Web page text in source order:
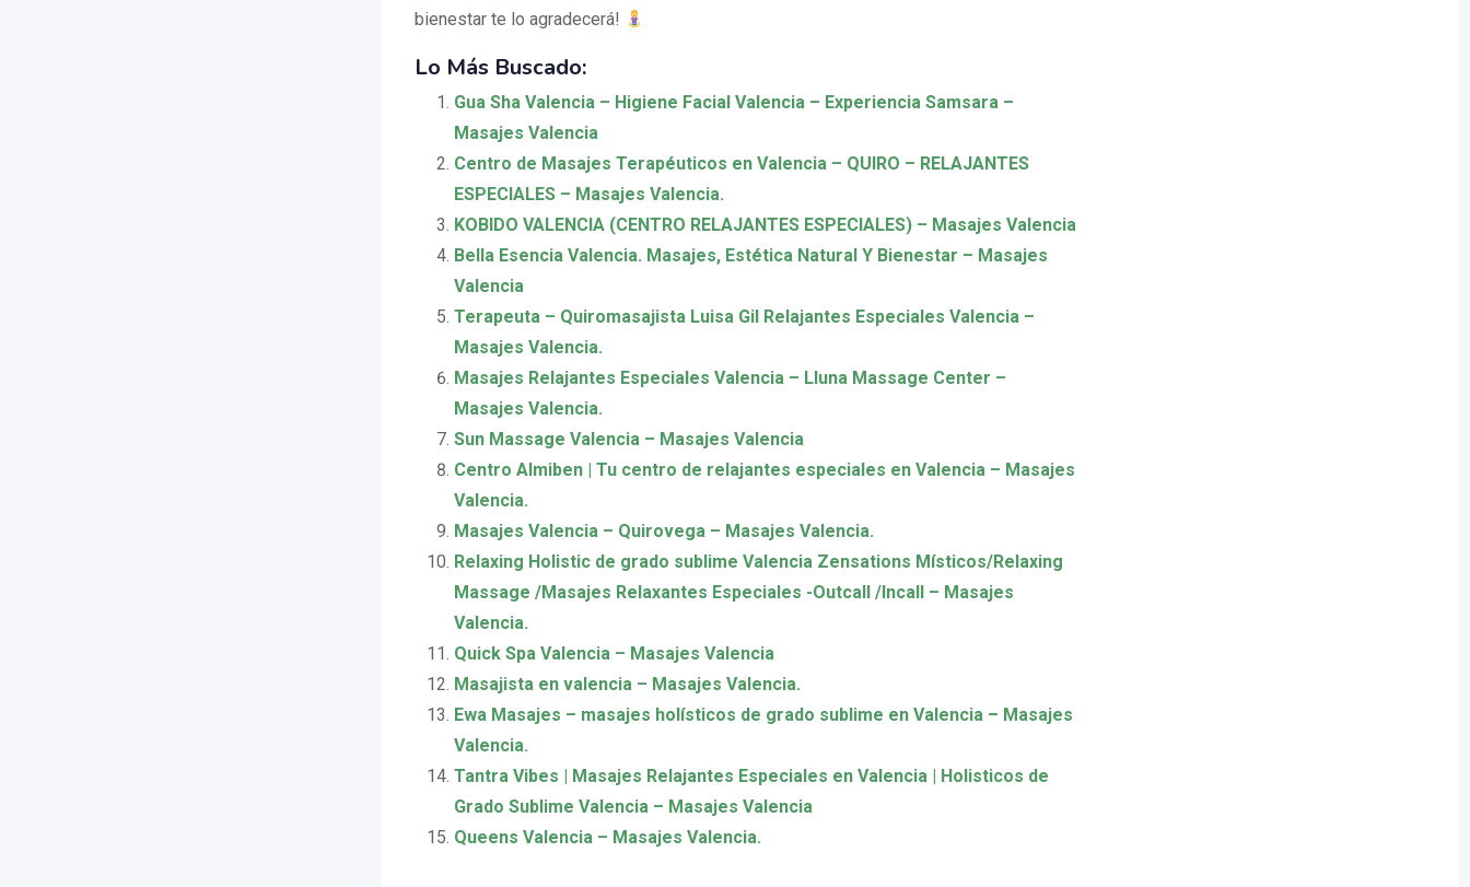
bienestar te lo agradecerá!
Lo Más Buscado:
Gua Sha Valencia – Higiene Facial Valencia – Experiencia Samsara –
Masajes Valencia
Centro de Masajes Terapéuticos en Valencia – QUIRO – RELAJANTES
ESPECIALES – Masajes Valencia.
KOBIDO VALENCIA (CENTRO RELAJANTES ESPECIALES) – Masajes Valencia
Bella Esencia Valencia. Masajes, Estética Natural Y Bienestar – Masajes
Valencia
Terapeuta – Quiromasajista Luisa Gil Relajantes Especiales Valencia –
Masajes Valencia.
Masajes Relajantes Especiales Valencia – Lluna Massage Center –
Masajes Valencia.
Sun Massage Valencia – Masajes Valencia
Centro Almiben | Tu centro de relajantes especiales en Valencia – Masajes
Valencia.
Masajes Valencia – Quirovega – Masajes Valencia.
Relaxing Holistic de grado sublime Valencia Zensations Místicos/Relaxing
Massage /Masajes Relaxantes Especiales -Outcall /Incall – Masajes
Valencia.
Quick Spa Valencia – Masajes Valencia
Masajista en valencia – Masajes Valencia.
Ewa Masajes – masajes holísticos de grado sublime en Valencia – Masajes
Valencia.
Tantra Vibes | Masajes Relajantes Especiales en Valencia | Holisticos de
Grado Sublime Valencia – Masajes Valencia
Queens Valencia – Masajes Valencia.